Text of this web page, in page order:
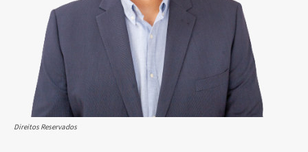
Direitos Reservados